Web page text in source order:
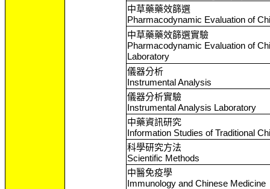
中草藥藥效篩選
Pharmacodynamic Evaluation of
中草藥藥效篩選實驗
Pharmacodynamic Evaluation of
Laboratory
儀器分析
Instrumental Analysis
儀器分析實驗
Instrumental Analysis Laboratory
中藥資訊研究
Information Studies of Traditional
科學研究方法
Scientific Methods
中醫免疫學
Immunology and Chinese Medicine